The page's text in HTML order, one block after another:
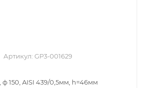
Артикул: GP3-001629
150, AISI 439/0,5мм, h=46мм